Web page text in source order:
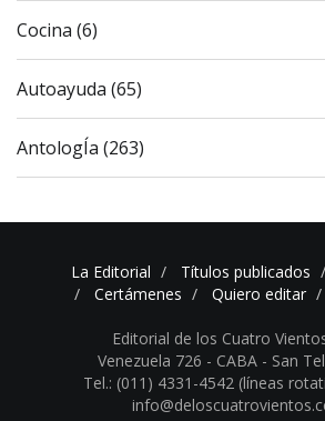
Cocina (6)
Autoayuda (65)
AntologÍa (263)
La Editorial Títulos publicados
Certámenes
Quiero editar
Editorial de los Cuatro
Venezuela 726 - CABA - San
Tel.: (011) 4331-4542 (líneas